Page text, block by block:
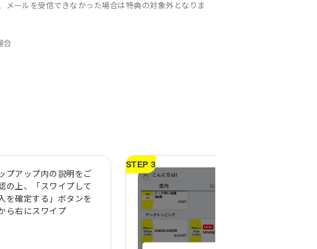
ールを受信できなかった場合は特典の対象外となりま
合
プアップ内の説明をご
の上、「スワイプして
を確定する」ボタンを
ら右にスワイプ
STEP 3